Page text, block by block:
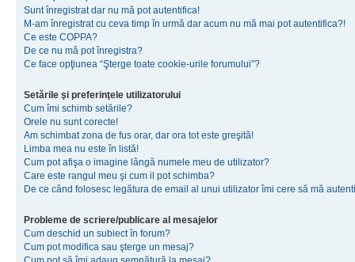
Sunt înregistrat dar nu mă pot autentifica!
M-am înregistrat cu ceva timp în urmă dar acum nu mă mai pot autentifica?!
Ce este COPPA?
De ce nu mă pot înregistra?
Ce face opţiunea “Şterge toate cookie-urile forumului”?
Setările şi preferinţele utilizatorului
Cum îmi schimb setările?
Orele nu sunt corecte!
Am schimbat zona de fus orar, dar ora tot este greşită!
Limba mea nu este în listă!
Cum pot afişa o imagine lângă numele meu de utilizator?
Care este rangul meu şi cum il pot schimba?
De ce când folosesc legătura de email al unui utilizator îmi cere să mă
Probleme de scriere/publicare al mesajelor
Cum deschid un subiect în forum?
Cum pot modifica sau şterge un mesaj?